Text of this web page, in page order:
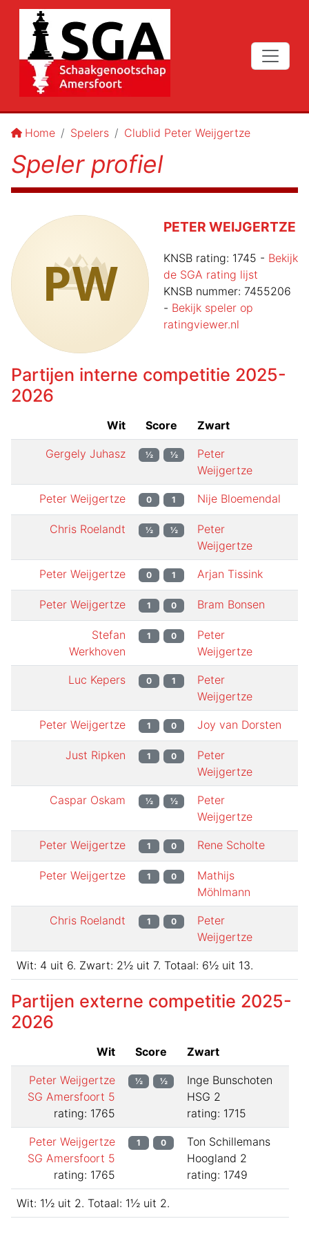
Home Spelers Clublid Peter Weijgertze
Speler profiel
PW
PETER WEIJGERTZE
KNSB rating: 1745 - Bekijk
de SGA rating lijst
KNSB nummer: 7455206
- Bekijk speler op
ratingviewer.nl
Partijen interne competitie 2025-
2026
Wit Score Zwart
Gergely Juhasz ½ ½
Peter
Weijgertze
Peter Weijgertze 0 1 Nije Bloemendal
Chris Roelandt ½ ½
Peter
Weijgertze
Peter Weijgertze 0 1 Arjan Tissink
Peter Weijgertze 1 0 Bram Bonsen
Stefan
Werkhoven
1 0
Peter
Weijgertze
Luc Kepers 0 1
Peter
Weijgertze
Peter Weijgertze 1 0 Joy van Dorsten
Just Ripken 1 0
Peter
Weijgertze
Caspar Oskam ½ ½
Peter
Weijgertze
Peter Weijgertze 1 0 Rene Scholte
Peter Weijgertze 1 0
Mathijs
Möhlmann
Chris Roelandt 1 0
Peter
Weijgertze
Wit: 4 uit 6. Zwart: 2½ uit 7. Totaal: 6½ uit 13.
Partijen externe competitie 2025-
2026
Wit Score Zwart
Peter Weijgertze
SG Amersfoort 5
rating: 1765
½ ½
Inge Bunschoten
HSG 2
rating: 1715
Peter Weijgertze
SG Amersfoort 5
rating: 1765
1 0
Ton Schillemans
Hoogland 2
rating: 1749
Wit: 1½ uit 2. Totaal: 1½ uit 2.